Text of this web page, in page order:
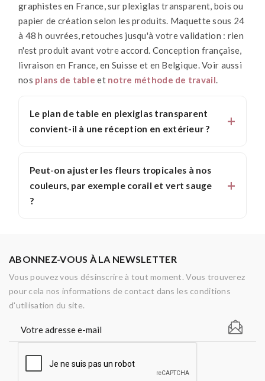
graphistes en France, sur plexiglas transparent, bois ou
papier de création selon les produits. Maquette sous 24
à 48 h ouvrées, retouches jusqu'à votre validation : rien
n'est produit avant votre accord. Conception française,
livraison en France, en Suisse et en Belgique. Voir aussi
nos plans de table et notre méthode de travail.
Le plan de table en plexiglas transparent
convient-il à une réception en extérieur ?
Peut-on ajuster les fleurs tropicales à nos
couleurs, par exemple corail et vert sauge
?
ABONNEZ-VOUS À LA NEWSLETTER
Vous pouvez vous désinscrire à tout moment. Vous trouverez
pour cela nos informations de contact dans les conditions
d'utilisation du site.